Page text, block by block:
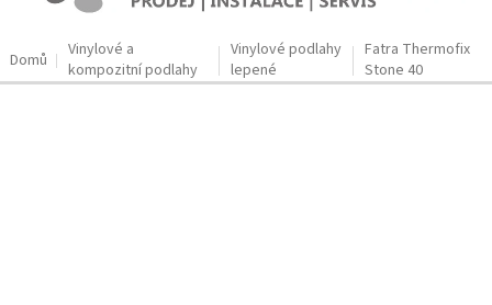
Domů
Vinylové a
kompozitní podlahy
Vinylové podlahy
lepené
Fatra Thermofix
Stone 40